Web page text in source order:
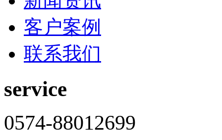
客户案例
联系我们
service
0574-88012699